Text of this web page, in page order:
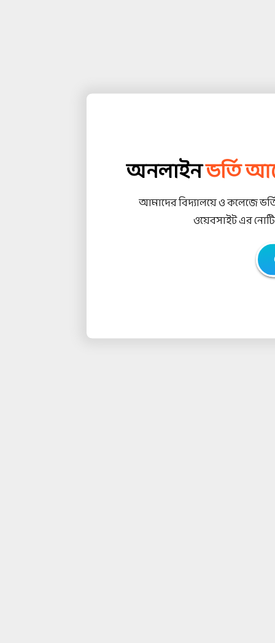
অনলাইনভর্তি
আমাদের বিদ্যালয়ে ও কলেজে
ওয়েবসাইট এর